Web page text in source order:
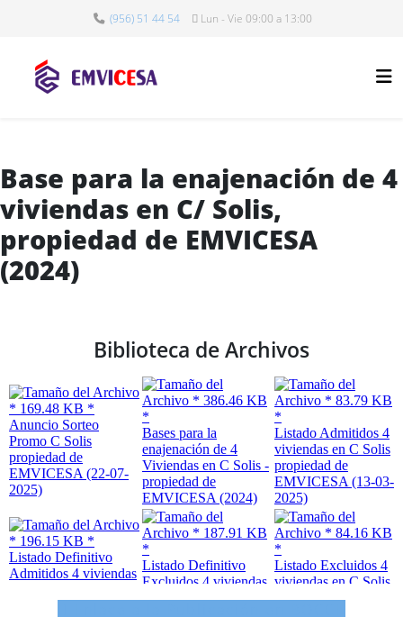
(956) 51 44 54 Lun - Vie 09:00 a 13:00
Base para la enajenación de 4
viviendas en C/ Solis,
propiedad de EMVICESA
(2024)
Biblioteca de Archivos